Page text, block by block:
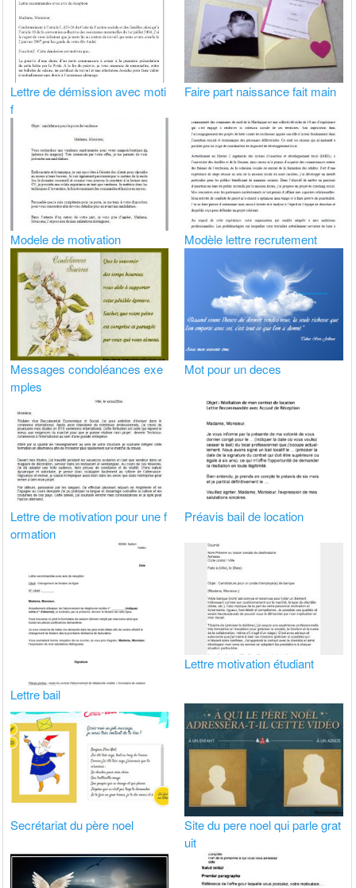
Lettre de démission avec moti
f
Faire part naissance fait main
Modele de motivation Modèle lettre recrutement
Messages condoléances exe
mples
Mot pour un deces
Lettre de motivation pour une f
ormation
Préavis bail de location
Lettre bail
Lettre motivation étudiant
Secrétariat du père noel
Site du pere noel qui parle grat
uit